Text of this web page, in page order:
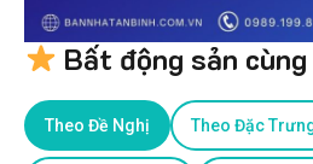
Bất động sản
Theo Đề Nghị Theo Đặc